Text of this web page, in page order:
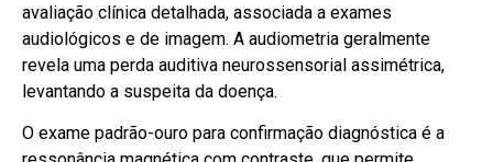
avaliação clínica detalhada, associada a exames
audiológicos e de imagem. A audiometria geralmente
revela uma perda auditiva neurossensorial assimétrica,
levantando a suspeita da doença.
O exame padrão-ouro para confirmação diagnóstica é a